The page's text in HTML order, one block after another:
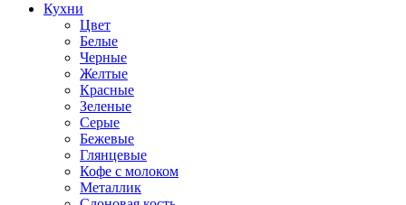
Кухни
Цвет
Белые
Черные
Желтые
Красные
Зеленые
Серые
Бежевые
Глянцевые
Кофе с молоком
Металлик